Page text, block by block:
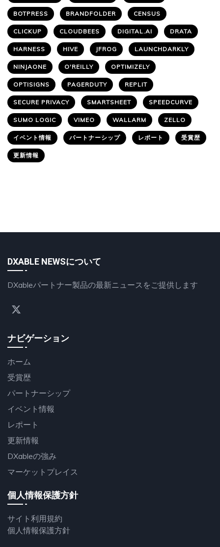
BOTPRESS BRANDFOLDER CENSUS
CLICKUP CLOUDBEES DIGITAL.AI DRATA
HARNESS HIVE JFROG LAUNCHDARKLY
NINJAONE O'REILLY OPTIMIZELY
OPTISIGNS PAGERDUTY REPLIT
SECURE PRIVACY SMARTSHEET SPEEDCURVE
SUMO LOGIC VIMEO WALLARM ZELLO
イベント情報 パートナーシップ レポート 受賞歴
更新情報
DXABLE NEWSについて
DXableパートナー製品の最新ニュースをご提供します
ナビゲーション
ホーム
受賞歴
パートナーシップ
イベント情報
レポート
更新情報
DXableの強み
マーケットプレイス
個人情報保護方針
サイト利用規約
個人情報保護方針